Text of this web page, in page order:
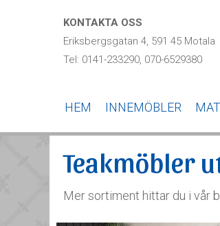
KONTAKTA OSS
Eriksbergsgatan 4, 591 45 Motala
Tel: 0141-233290, 070-6529380
HEM INNEMÖBLER
Teakmöbler
Mer sortiment hittar du i vår